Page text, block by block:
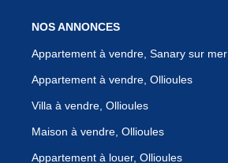
NOS ANNONCES
Appartement à vendre, Sanary sur mer
Appartement à vendre, Ollioules
Villa à vendre, Ollioules
Maison à vendre, Ollioules
Appartement à louer, Ollioules